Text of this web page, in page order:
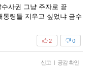
사권 그냥 주자로 끝
령들 지우고 싶었냐 금수
0
2
신고 | 공감 확인